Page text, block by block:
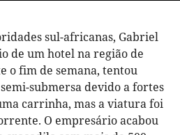
sul-africanas, Gabriel
de um hotel na região de
o fim de semana, tentou
submersa devido a fortes
carrinha, mas a viatura foi
O empresário acabou